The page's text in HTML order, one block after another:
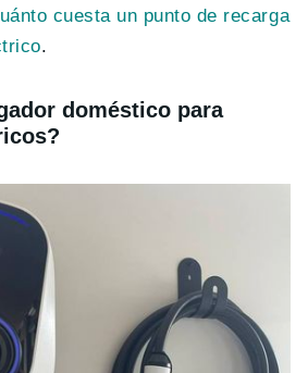
cuesta un punto de recarga
.
doméstico para